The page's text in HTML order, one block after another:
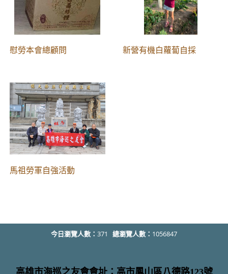
慰勞本會總顧問 新營有機白蘿蔔自採
馬祖勞軍自強活動
今日瀏覽人數： 371 總瀏覽人數： 1056847
高雄市海巡之友會會址：高市鳳山區八德路123號